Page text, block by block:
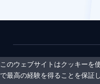
© 2009-2026
プライバシー
このウェブサイトはクッキーを
で最高の経験を得ることを保証